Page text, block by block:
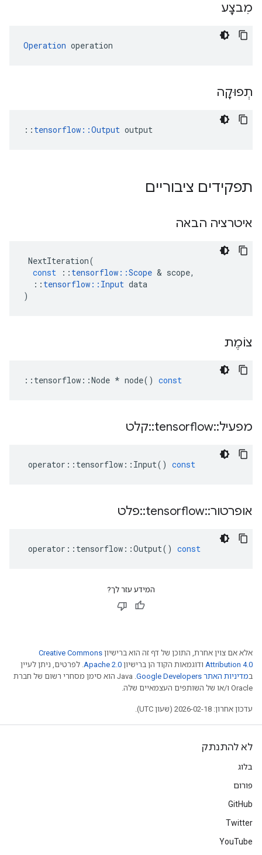
מִבצָע
Operation operation
תְפוּקָה
:: tensorflow::Output output
תפקידים ציבוריים
איטרציה הבאה
NextIteration(
const
:: tensorflow ::Scope & scope,
:: tensorflow :: Input data
)
צוֹמֶת
:: tensorflow ::Node * node() const
מפעיל::
tensorflow
::קלט
operator :: tensorflow :: Input() const
אופרטור::
tensorflow
::פלט
operator :: tensorflow ::Output() const
המידע עזר לך?
אלא אם צוין אחרת, התוכן של דף זה הוא ברישיון Creative Commons
Attribution 4.0 ודוגמאות הקוד הן ברישיון Apache 2.0. לפרטים, ניתן לעיין
במדיניות האתר Google Developers‏
.‏ Java הוא סימן מסחרי רשום של חברת
Oracle ו/או של השותפים העצמאיים שלה.
עדכון אחרון: 2026-02-18 (שעון UTC).
לא להתנתק
בלוג
פורום
GitHub
Twitter
YouTube